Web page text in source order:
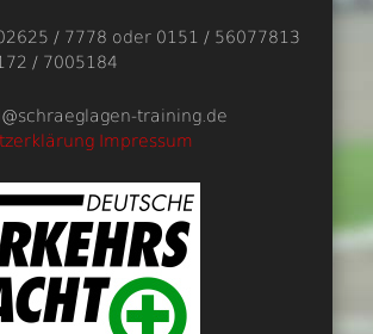
/ 7778 oder 0151 / 56077813
/ 7005184
training.de
Impressum